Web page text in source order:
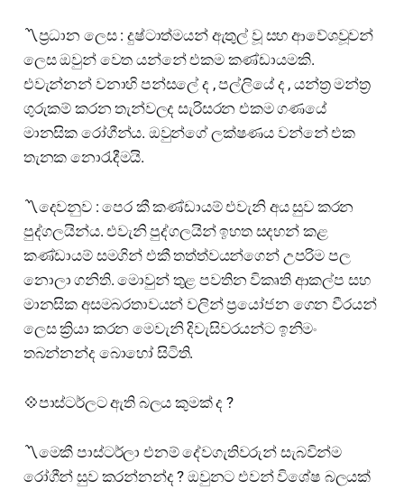
〽️ප්‍රධාන ලෙස : දුෂ්ටාත්මයන් ඇතුල් වූ සහ ආවේශවූවන්
ලෙස ඔවුන් වෙත යන්නේ එකම කණ්ඩායමකි.
එවැන්නන් වනාහි පන්සලේ ද , පල්ලියේ ද , යන්ත්‍ර මන්ත්‍ර
ගුරුකම් කරන තැන්වලද සැරිසරන එකම ගණයේ
මානසික රෝගීන්ය. ඔවුන්ගේ ලක්ෂණය වන්නේ එක
තැනක නොරැදීමයි.
〽️දෙවනුව : පෙර කී කණ්ඩායම් එවැනි අය සුව කරන
පුද්ගලයින්ය. එවැනි පුද්ගලයින් ඉහත සදහන් කළ
කණ්ඩායම් සමගින් එකී තත්ත්වයන්ගෙන් උපරිම පල
නොලා ගනිති. මොවුන් තුළ පවතින විකෘති ආකල්ප සහ
මානසික අසමබරතාවයන් වලින් ප්‍රයෝජන ගෙන වීරයන්
ලෙස ක්‍රියා කරන මෙවැනි දිවැසිවරයන්ට ඉනිමං
තබන්නන්ද බොහෝ සිටිති.
💠පාස්ටර්ලට ඇති බලය කුමක් ද ?
〽️මෙකී පාස්ටර්ලා එනම් දේවගැතිවරුන් සැබවින්ම
රෝගීන් සුව කරන්නන්ද ? ඔවුනට එවන් විශේෂ බලයක්